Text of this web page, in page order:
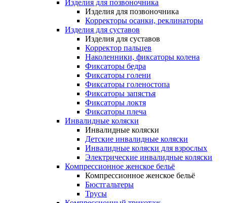
Изделия для позвоночника
Изделия для позвоночника
Корректоры осанки, реклинаторы
Изделия для суставов
Изделия для суставов
Корректор пальцев
Наколенники, фиксаторы колена
Фиксаторы бедра
Фиксаторы голени
Фиксаторы голеностопа
Фиксаторы запястья
Фиксаторы локтя
Фиксаторы плеча
Инвалидные коляски
Инвалидные коляски
Детские инвалидные коляски
Инвалидные коляски для взрослых
Электрические инвалидные коляски
Компрессионное женское бельё
Компрессионное женское бельё
Бюстгальтеры
Трусы